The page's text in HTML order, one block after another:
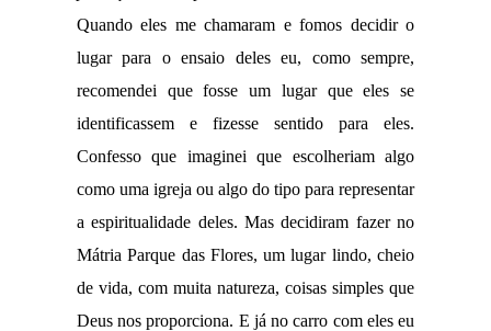
Quando eles me chamaram e fomos decidir o
lugar para o ensaio deles eu, como sempre,
recomendei que fosse um lugar que eles se
identificassem e fizesse sentido para eles.
Confesso que imaginei que escolheriam algo
como uma igreja ou algo do tipo para representar
a espiritualidade deles. Mas decidiram fazer no
Mátria Parque das Flores, um lugar lindo, cheio
de vida, com muita natureza, coisas simples que
Deus nos proporciona. E já no carro com eles eu